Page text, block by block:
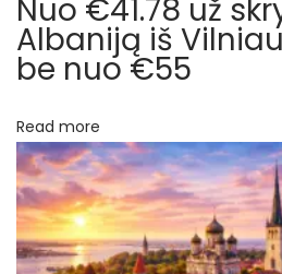
t
a
r
p
e
a
p
l
i
s
,
I
Nuo €41.78 už
Albaniją iš
be nuo €55
Read more